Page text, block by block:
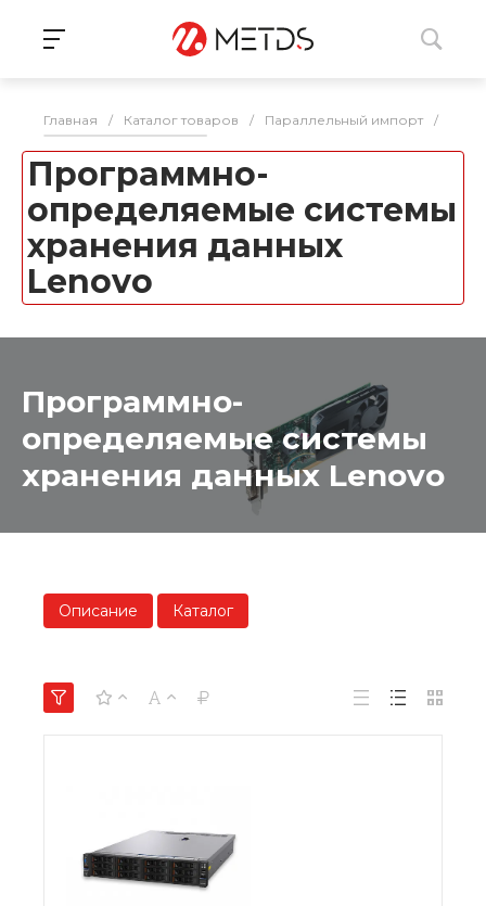
Главная / Каталог товаров / Параллельный импорт /
Программно-
определяемые системы
хранения данных
Lenovo
Программно-
определяемые системы
хранения данных Lenovo
Описание Каталог